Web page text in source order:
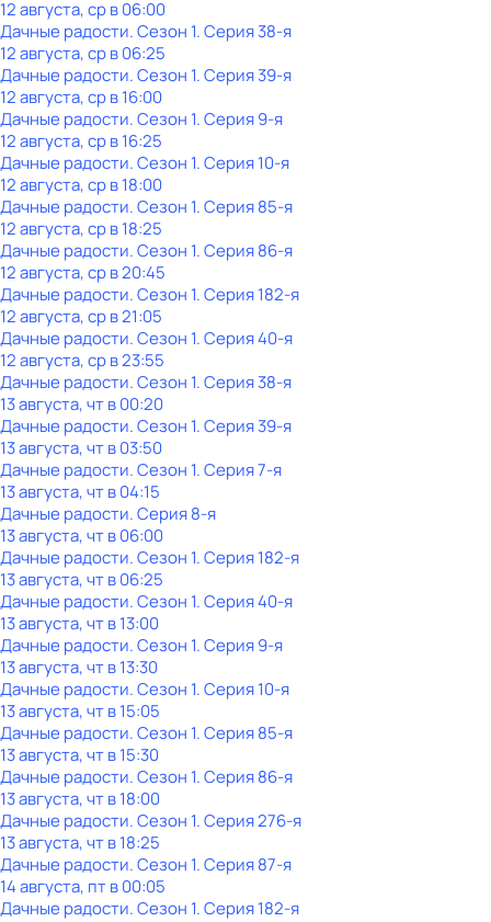
12 августа, ср в 06:00
Дачные радости. Сезон 1. Серия 38-я
12 августа, ср в 06:25
Дачные радости. Сезон 1. Серия 39-я
12 августа, ср в 16:00
Дачные радости. Сезон 1. Серия 9-я
12 августа, ср в 16:25
Дачные радости. Сезон 1. Серия 10-я
12 августа, ср в 18:00
Дачные радости. Сезон 1. Серия 85-я
12 августа, ср в 18:25
Дачные радости. Сезон 1. Серия 86-я
12 августа, ср в 20:45
Дачные радости. Сезон 1. Серия 182-я
12 августа, ср в 21:05
Дачные радости. Сезон 1. Серия 40-я
12 августа, ср в 23:55
Дачные радости. Сезон 1. Серия 38-я
13 августа, чт в 00:20
Дачные радости. Сезон 1. Серия 39-я
13 августа, чт в 03:50
Дачные радости. Сезон 1. Серия 7-я
13 августа, чт в 04:15
Дачные радости. Серия 8-я
13 августа, чт в 06:00
Дачные радости. Сезон 1. Серия 182-я
13 августа, чт в 06:25
Дачные радости. Сезон 1. Серия 40-я
13 августа, чт в 13:00
Дачные радости. Сезон 1. Серия 9-я
13 августа, чт в 13:30
Дачные радости. Сезон 1. Серия 10-я
13 августа, чт в 15:05
Дачные радости. Сезон 1. Серия 85-я
13 августа, чт в 15:30
Дачные радости. Сезон 1. Серия 86-я
13 августа, чт в 18:00
Дачные радости. Сезон 1. Серия 276-я
13 августа, чт в 18:25
Дачные радости. Сезон 1. Серия 87-я
14 августа, пт в 00:05
Дачные радости. Сезон 1. Серия 182-я